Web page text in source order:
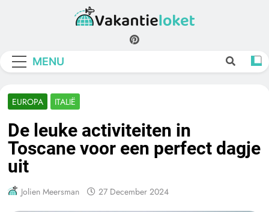
Vakantieloket
MENU
EUROPA ITALIË
De leuke activiteiten in
Toscane voor een perfect dagje
uit
Jolien Meersman 27 December 2024